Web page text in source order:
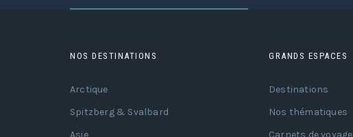
NOS DESTINATIONS
Arctique
Spitzberg & Svalbard
Asie
GRANDS ESPACES
Destinations
Nos thématiques
Carnets de voyage